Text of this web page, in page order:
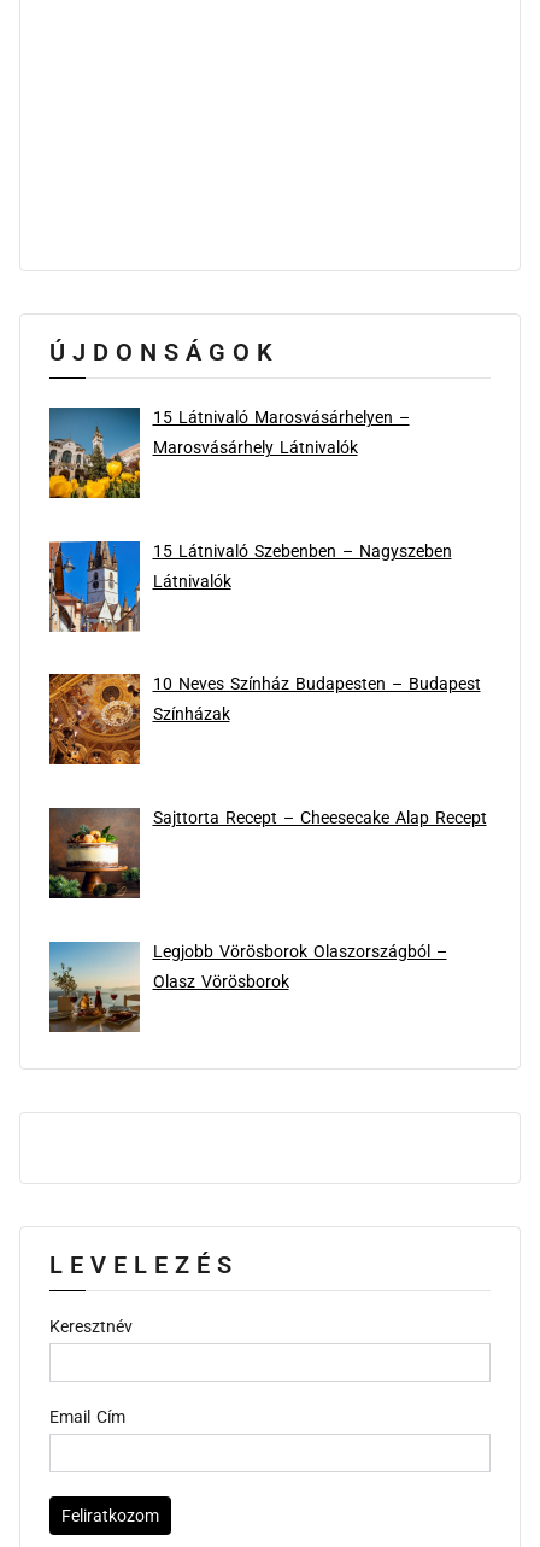
ÚJDONSÁGOK
15 Látnivaló Marosvásárhelyen –
Marosvásárhely Látnivalók
15 Látnivaló Szebenben – Nagyszeben
Látnivalók
10 Neves Színház Budapesten – Budapest
Színházak
Sajttorta Recept – Cheesecake Alap Recept
Legjobb Vörösborok Olaszországból –
Olasz Vörösborok
LEVELEZÉS
Keresztnév
Email Cím